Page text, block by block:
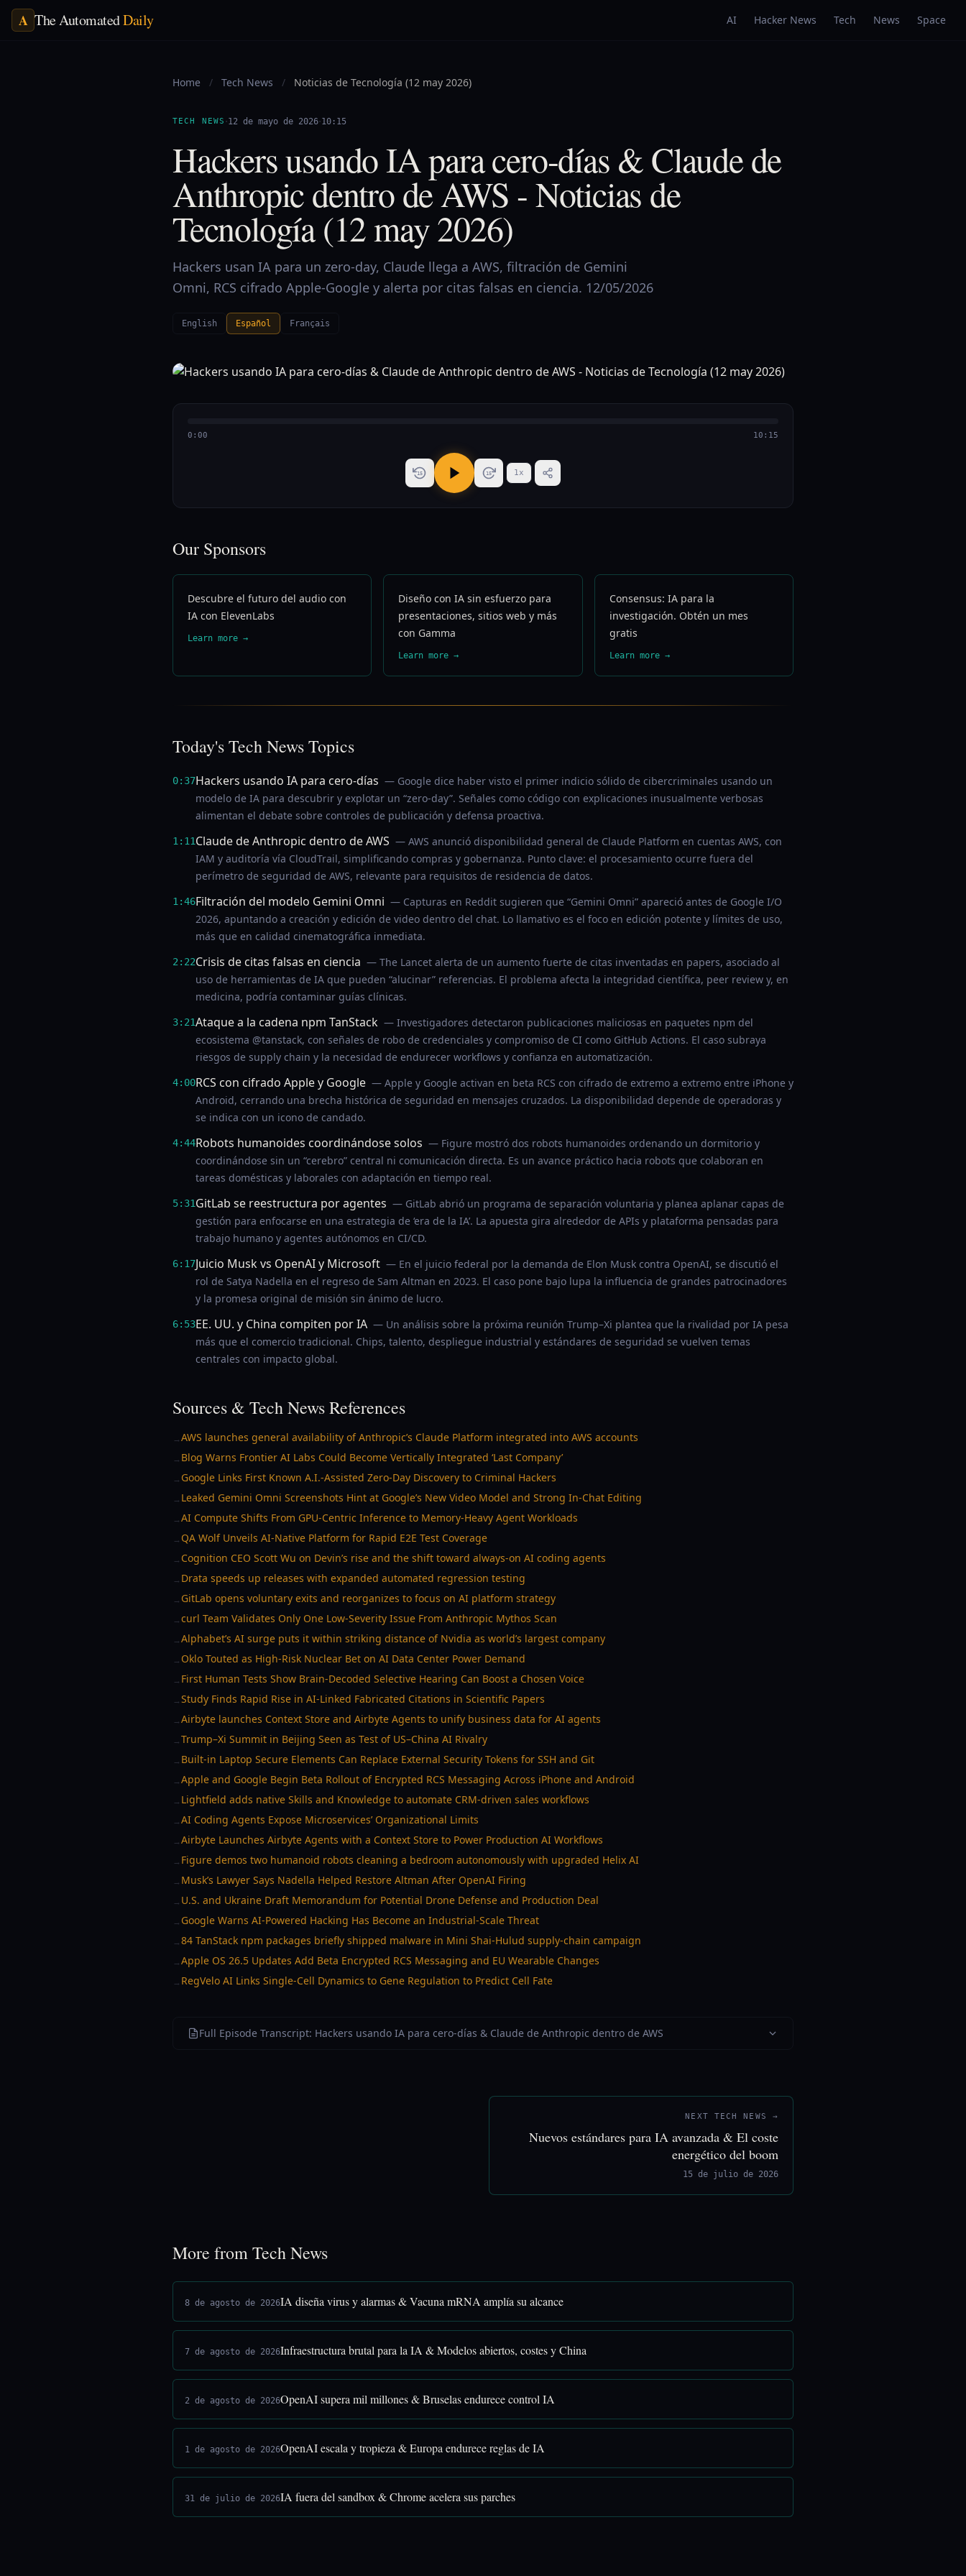
A The AutomatedDaily AI Hacker News Tech News Space
Home / Tech News / Noticias de Tecnología (12 may 2026)
TECH NEWS ·12 de mayo de 2026·10:15
Hackers usando IA para cero-días & Claude de
Anthropic dentro de AWS - Noticias de
Tecnología (12 may 2026)
Hackers usan IA para un zero‑day, Claude llega a AWS, filtración de Gemini
Omni, RCS cifrado Apple‑Google y alerta por citas falsas en ciencia. 12/05/2026
English Español Français
0:00 10:15
15 15 1x
Our Sponsors
Descubre el futuro del audio con
IA con ElevenLabs
Learn more →
Diseño con IA sin esfuerzo para
presentaciones, sitios web y más
con Gamma
Learn more →
Consensus: IA para la
investigación. Obtén un mes
gratis
Learn more →
Today's Tech News Topics
0:37Hackers usando IA para cero-días — Google dice haber visto el primer indicio sólido de cibercriminales usando un
modelo de IA para descubrir y explotar un “zero-day”. Señales como código con explicaciones inusualmente verbosas
alimentan el debate sobre controles de publicación y defensa proactiva.
1:11Claude de Anthropic dentro de AWS — AWS anunció disponibilidad general de Claude Platform en cuentas AWS, con
IAM y auditoría vía CloudTrail, simplificando compras y gobernanza. Punto clave: el procesamiento ocurre fuera del
perímetro de seguridad de AWS, relevante para requisitos de residencia de datos.
1:46Filtración del modelo Gemini Omni — Capturas en Reddit sugieren que “Gemini Omni” apareció antes de Google I/O
2026, apuntando a creación y edición de video dentro del chat. Lo llamativo es el foco en edición potente y límites de uso,
más que en calidad cinematográfica inmediata.
2:22Crisis de citas falsas en ciencia — The Lancet alerta de un aumento fuerte de citas inventadas en papers, asociado al
uso de herramientas de IA que pueden “alucinar” referencias. El problema afecta la integridad científica, peer review y, en
medicina, podría contaminar guías clínicas.
3:21Ataque a la cadena npm TanStack — Investigadores detectaron publicaciones maliciosas en paquetes npm del
ecosistema @tanstack, con señales de robo de credenciales y compromiso de CI como GitHub Actions. El caso subraya
riesgos de supply chain y la necesidad de endurecer workflows y confianza en automatización.
4:00RCS con cifrado Apple y Google — Apple y Google activan en beta RCS con cifrado de extremo a extremo entre iPhone y
Android, cerrando una brecha histórica de seguridad en mensajes cruzados. La disponibilidad depende de operadoras y
se indica con un icono de candado.
4:44Robots humanoides coordinándose solos — Figure mostró dos robots humanoides ordenando un dormitorio y
coordinándose sin un “cerebro” central ni comunicación directa. Es un avance práctico hacia robots que colaboran en
tareas domésticas y laborales con adaptación en tiempo real.
5:31GitLab se reestructura por agentes — GitLab abrió un programa de separación voluntaria y planea aplanar capas de
gestión para enfocarse en una estrategia de ‘era de la IA’. La apuesta gira alrededor de APIs y plataforma pensadas para
trabajo humano y agentes autónomos en CI/CD.
6:17Juicio Musk vs OpenAI y Microsoft — En el juicio federal por la demanda de Elon Musk contra OpenAI, se discutió el
rol de Satya Nadella en el regreso de Sam Altman en 2023. El caso pone bajo lupa la influencia de grandes patrocinadores
y la promesa original de misión sin ánimo de lucro.
6:53EE. UU. y China compiten por IA — Un análisis sobre la próxima reunión Trump–Xi plantea que la rivalidad por IA pesa
más que el comercio tradicional. Chips, talento, despliegue industrial y estándares de seguridad se vuelven temas
centrales con impacto global.
Sources & Tech News References
→AWS launches general availability of Anthropic’s Claude Platform integrated into AWS accounts
→ Blog Warns Frontier AI Labs Could Become Vertically Integrated ‘Last Company’
→ Google Links First Known A.I.-Assisted Zero-Day Discovery to Criminal Hackers
→ Leaked Gemini Omni Screenshots Hint at Google’s New Video Model and Strong In-Chat Editing
→AI Compute Shifts From GPU-Centric Inference to Memory-Heavy Agent Workloads
→ QA Wolf Unveils AI-Native Platform for Rapid E2E Test Coverage
→ Cognition CEO Scott Wu on Devin’s rise and the shift toward always-on AI coding agents
→ Drata speeds up releases with expanded automated regression testing
→ GitLab opens voluntary exits and reorganizes to focus on AI platform strategy
→curl Team Validates Only One Low-Severity Issue From Anthropic Mythos Scan
→Alphabet’s AI surge puts it within striking distance of Nvidia as world’s largest company
→ Oklo Touted as High-Risk Nuclear Bet on AI Data Center Power Demand
→ First Human Tests Show Brain-Decoded Selective Hearing Can Boost a Chosen Voice
→Study Finds Rapid Rise in AI-Linked Fabricated Citations in Scientific Papers
→Airbyte launches Context Store and Airbyte Agents to unify business data for AI agents
→Trump–Xi Summit in Beijing Seen as Test of US–China AI Rivalry
→ Built-in Laptop Secure Elements Can Replace External Security Tokens for SSH and Git
→Apple and Google Begin Beta Rollout of Encrypted RCS Messaging Across iPhone and Android
→ Lightfield adds native Skills and Knowledge to automate CRM-driven sales workflows
→AI Coding Agents Expose Microservices’ Organizational Limits
→Airbyte Launches Airbyte Agents with a Context Store to Power Production AI Workflows
→ Figure demos two humanoid robots cleaning a bedroom autonomously with upgraded Helix AI
→ Musk’s Lawyer Says Nadella Helped Restore Altman After OpenAI Firing
→ U.S. and Ukraine Draft Memorandum for Potential Drone Defense and Production Deal
→ Google Warns AI-Powered Hacking Has Become an Industrial-Scale Threat
→84 TanStack npm packages briefly shipped malware in Mini Shai-Hulud supply-chain campaign
→Apple OS 26.5 Updates Add Beta Encrypted RCS Messaging and EU Wearable Changes
→ RegVelo AI Links Single-Cell Dynamics to Gene Regulation to Predict Cell Fate
Full Episode Transcript: Hackers usando IA para cero-días & Claude de Anthropic dentro de AWS
NEXT TECH NEWS →
Nuevos estándares para IA avanzada & El coste
energético del boom
15 de julio de 2026
More from Tech News
8 de agosto de 2026IA diseña virus y alarmas & Vacuna mRNA amplía su alcance
7 de agosto de 2026Infraestructura brutal para la IA & Modelos abiertos, costes y China
2 de agosto de 2026OpenAI supera mil millones & Bruselas endurece control IA
1 de agosto de 2026OpenAI escala y tropieza & Europa endurece reglas de IA
31 de julio de 2026IA fuera del sandbox & Chrome acelera sus parches